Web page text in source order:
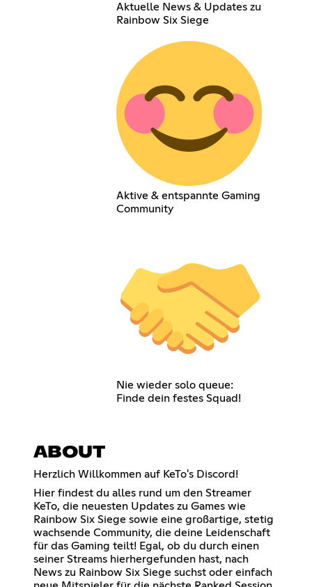
Aktuelle News & Updates zu
Rainbow Six Siege
Aktive & entspannte Gaming
Community
Nie wieder solo queue:
Finde dein festes Squad!
ABOUT
Herzlich Willkommen auf KeTo's Discord!
Hier findest du alles rund um den Streamer
KeTo, die neuesten Updates zu Games wie
Rainbow Six Siege sowie eine großartige, stetig
wachsende Community, die deine Leidenschaft
für das Gaming teilt! Egal, ob du durch einen
seiner Streams hierhergefunden hast, nach
News zu Rainbow Six Siege suchst oder einfach